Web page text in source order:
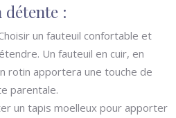
détente :
un fauteuil confortable et
Un fauteuil en cuir, en
rotin apportera une touche de
parentale.
un tapis moelleux pour apporter